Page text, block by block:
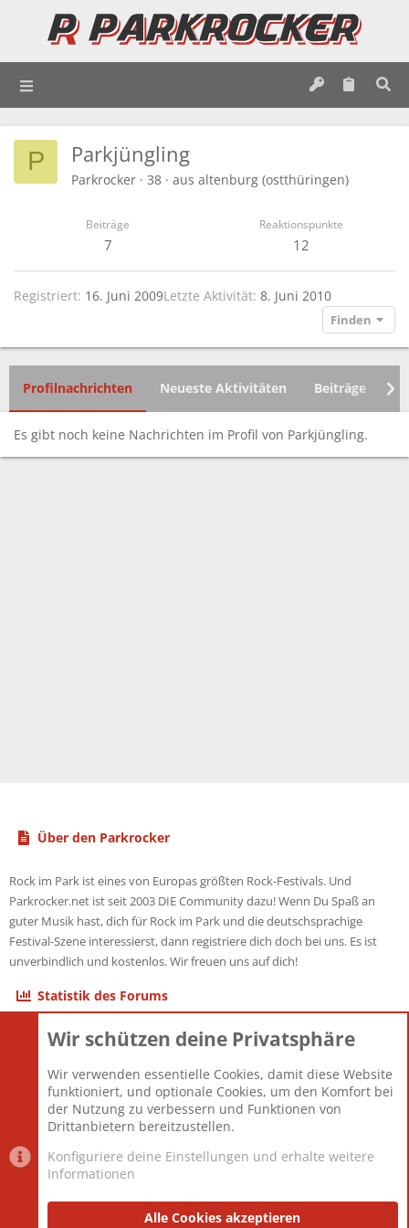
P Parkjüngling
Parkrocker · 38 · aus altenburg (ostthüringen)
Beiträge
7
Reaktionspunkte
12
Registriert 16. Juni 2009Letzte Aktivität 8. Juni 2010
Finden
Profilnachrichten Neueste Aktivitäten Beiträge
Es gibt noch keine Nachrichten im Profil von Parkjüngling.
Über den Parkrocker
Rock im Park ist eines von Europas größten Rock-Festivals. Und
Parkrocker.net ist seit 2003 DIE Community dazu! Wenn Du Spaß an
guter Musik hast, dich für Rock im Park und die deutschsprachige
Festival-Szene interessierst, dann registriere dich doch bei uns. Es ist
unverbindlich und kostenlos. Wir freuen uns auf dich!
Statistik des Forums
Themen
Mitglieder
12.426
Neuestes Mitglied
nabulamisika
Datenschutzerklärung Impressum
Wir schützen deine Privatsphäre
Wir verwenden essentielle Cookies, damit diese Website
funktioniert, und optionale Cookies, um den Komfort bei
der Nutzung zu verbessern und Funktionen von
Drittanbietern bereitzustellen.
Konfiguriere deine Einstellungen und erhalte weitere
Informationen
Alle Cookies akzeptieren